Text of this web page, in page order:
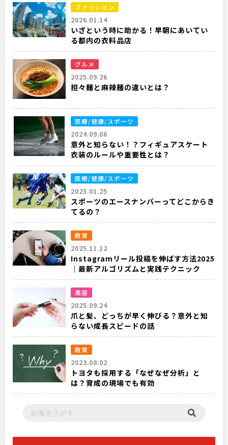
ファッション
2026.01.14
いざという時に助かる！早朝にあいてい
る都内の衣料品店
グルメ
2025.09.26
担々麺と麻辣麺の違いとは？
医療/健康/スポーツ
2024.09.06
意外と知らない！？フィギュアスケート
衣装のルールや重要性とは？
医療/健康/スポーツ
2025.01.25
スポーツのエースナンバーってどこからき
てるの？
教育
2025.11.12
Instagramリール投稿を伸ばす方法2025
｜最新アルゴリズムと実践テクニック
美容
2025.09.24
爪と髪、どっちが早く伸びる？意外と知
らない成長スピードの話
教育
2023.08.02
トヨタも採用する「なぜなぜ分析」と
は？育成の現場でも有効